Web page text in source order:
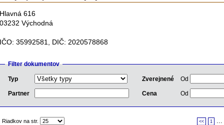
Hlavná 616
03232 Východná
IČO: 35992581, DIČ: 2020578868
Filter dokumentov
Typ Zverejnené Od
Partner Cena Od
Riadkov na str. << 1